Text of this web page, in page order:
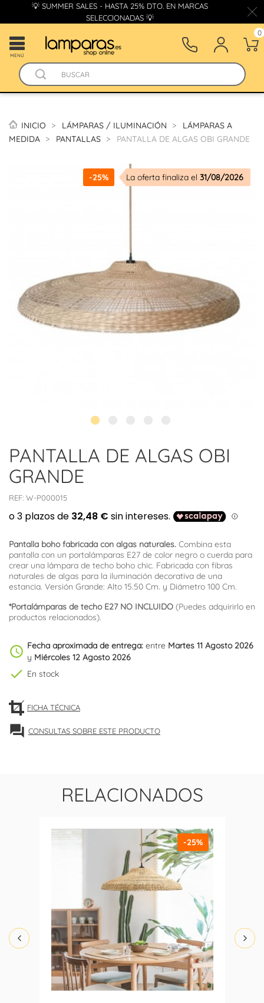
💡 SUMMER SALES - HASTA 25% DTO. EN MARCAS
SELECCIONADAS 💡
MENÚ
0
INICIO LÁMPARAS / ILUMINACIÓN
LÁMPARAS A
MEDIDA
PANTALLAS PANTALLA DE ALGAS OBI GRANDE
-25% La oferta finaliza el 31/08/2026
PANTALLA DE ALGAS OBI
GRANDE
REF: W-P000015
Pantalla boho fabricada con algas naturales. Combina esta
pantalla con un portalámparas E27 de color negro o cuerda para
crear una lámpara de techo boho chic. Fabricada con fibras
naturales de algas para la iluminación decorativa de una
estancia. Versión Grande: Alto 15.50 Cm. y Diámetro 100 Cm.
*Portalámparas de techo E27 NO INCLUIDO (Puedes adquirirlo en
productos relacionados).
schedule Fecha aproximada de entrega: entre Martes 11 Agosto 2026
y Miércoles 12 Agosto 2026
check En stock
FICHA TÉCNICA
forum CONSULTAS SOBRE ESTE PRODUCTO
RELACIONADOS
-25%